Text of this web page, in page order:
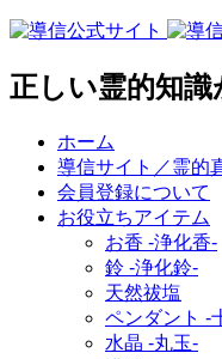
正しい霊的知
ホーム
導信サイト／霊的
会員登録について
お役立ちアイテム
お香 ‐浄化香‐
鈴 ‐浄化鈴‐
天然祓塩
ペンダント -
水晶 -丸玉-